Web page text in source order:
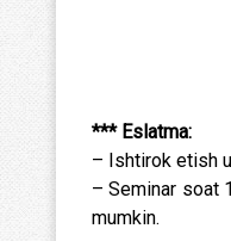
*** Eslatma:
– Ishtirok etish
– Seminar soat
mumkin.